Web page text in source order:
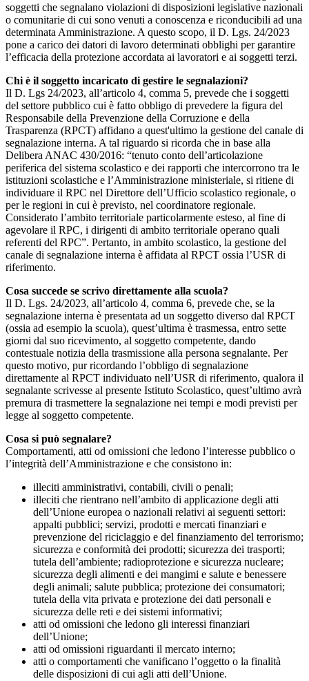
soggetti che segnalano violazioni di disposizioni legislative nazionali
o comunitarie di cui sono venuti a conoscenza e riconducibili ad una
determinata Amministrazione. A questo scopo, il D. Lgs. 24/2023
pone a carico dei datori di lavoro determinati obblighi per garantire
l’efficacia della protezione accordata ai lavoratori e ai soggetti terzi.
Chi è il soggetto incaricato di gestire le segnalazioni?
Il D. Lgs 24/2023, all’articolo 4, comma 5, prevede che i soggetti
del settore pubblico cui è fatto obbligo di prevedere la figura del
Responsabile della Prevenzione della Corruzione e della
Trasparenza (RPCT) affidano a quest'ultimo la gestione del canale di
segnalazione interna. A tal riguardo si ricorda che in base alla
Delibera ANAC 430/2016: “tenuto conto dell’articolazione
periferica del sistema scolastico e dei rapporti che intercorrono tra le
istituzioni scolastiche e l’Amministrazione ministeriale, si ritiene di
individuare il RPC nel Direttore dell’Ufficio scolastico regionale, o
per le regioni in cui è previsto, nel coordinatore regionale.
Considerato l’ambito territoriale particolarmente esteso, al fine di
agevolare il RPC, i dirigenti di ambito territoriale operano quali
referenti del RPC”. Pertanto, in ambito scolastico, la gestione del
canale di segnalazione interna è affidata al RPCT ossia l’USR di
riferimento.
Cosa succede se scrivo direttamente alla scuola?
Il D. Lgs. 24/2023, all’articolo 4, comma 6, prevede che, se la
segnalazione interna è presentata ad un soggetto diverso dal RPCT
(ossia ad esempio la scuola), quest’ultima è trasmessa, entro sette
giorni dal suo ricevimento, al soggetto competente, dando
contestuale notizia della trasmissione alla persona segnalante. Per
questo motivo, pur ricordando l’obbligo di segnalazione
direttamente al RPCT individuato nell’USR di riferimento, qualora il
segnalante scrivesse al presente Istituto Scolastico, quest’ultimo avrà
premura di trasmettere la segnalazione nei tempi e modi previsti per
legge al soggetto competente.
Cosa si può segnalare?
Comportamenti, atti od omissioni che ledono l’interesse pubblico o
l’integrità dell’Amministrazione e che consistono in:
illeciti amministrativi, contabili, civili o penali;
illeciti che rientrano nell’ambito di applicazione degli atti
dell’Unione europea o nazionali relativi ai seguenti settori:
appalti pubblici; servizi, prodotti e mercati finanziari e
prevenzione del riciclaggio e del finanziamento del terrorismo;
sicurezza e conformità dei prodotti; sicurezza dei trasporti;
tutela dell’ambiente; radioprotezione e sicurezza nucleare;
sicurezza degli alimenti e dei mangimi e salute e benessere
degli animali; salute pubblica; protezione dei consumatori;
tutela della vita privata e protezione dei dati personali e
sicurezza delle reti e dei sistemi informativi;
atti od omissioni che ledono gli interessi finanziari
dell’Unione;
atti od omissioni riguardanti il mercato interno;
atti o comportamenti che vanificano l’oggetto o la finalità
delle disposizioni di cui agli atti dell’Unione.